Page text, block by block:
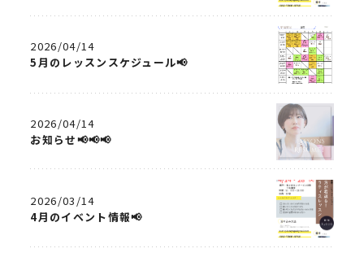
2026/04/14
5月のレッスンスケジュール📢
2026/04/14
お知らせ📢📢📢
2026/03/14
4月のイベント情報📢